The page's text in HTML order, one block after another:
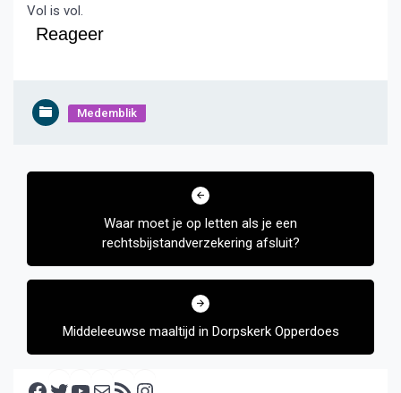
Vol is vol.
Reageer
Medemblik
Bericht
Waar moet je op letten als je een
rechtsbijstandverzekering afsluit?
Middeleeuwse maaltijd in Dorpskerk Opperdoes
Facebook Twitter YouTube E-mail RSS feed